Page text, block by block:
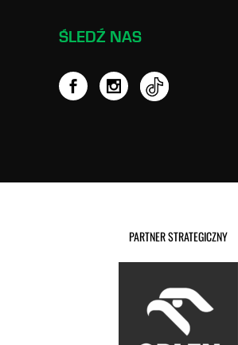
ŚLEDŹ NAS
PARTNER STRATEGICZNY